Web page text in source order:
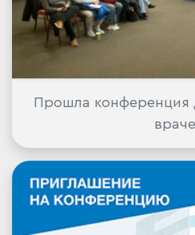
Прошла конференция